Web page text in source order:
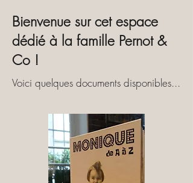
Bienvenue sur cet espace
dédié à la famille Pernot &
Co !
Voici quelques documents disponibles...